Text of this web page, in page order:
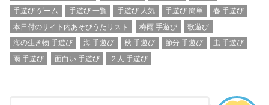
手遊び ゲーム
手遊び 一覧 手遊び 人気 手遊び 簡単
春 手遊び
本日付のサイト内あそびうたリスト
梅雨 手遊び
歌遊び
海の生き物 手遊び
海 手遊び 秋 手遊び 節分 手遊び
虫 手遊び
雨 手遊び
面白い 手遊び ２人 手遊び